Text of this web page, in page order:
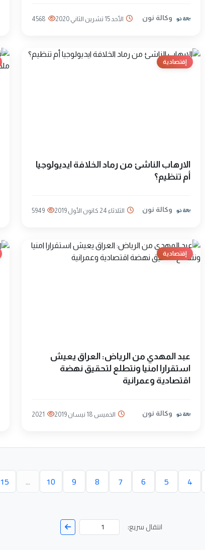
وكالة نون الأحد 15 تشرين الثاني 2020 4568
إقتصادية
الارهاب الناشئ من رماد الخلافة ايديولوجيا
أم تنظيم؟
وكالة نون الثلاثاء 24 كانون الأول 2019 5949
إقتصادية
عبد المهدي من الرياض: العراق يعيش
استقرارا امنيا ونتطلع لتحقيق نهضة
اقتصادية وعمرانية
وكالة نون الخميس 18 نيسان 2019 2021
4
5
6
7
8
9
10
...
15
انتقال سريع: